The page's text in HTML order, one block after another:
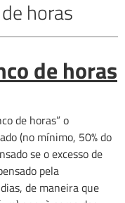
horas
de horas
de horas” o
(no mínimo, 50% do
se o excesso de
pela
de maneira que